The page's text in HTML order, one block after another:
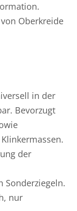
Oberkreide
in der
Bevorzugt
der
Sonderziegeln.
nur